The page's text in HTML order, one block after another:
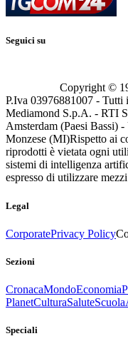
Seguici su
Copyright ©
P.Iva 03976881007 -
Mediamond S.p.A. - RTI
Amsterdam (Paesi Bassi)
Monzese (MI)Rispetto ai
riprodotti è vietata ogni
sistemi di intelligenza
espresso di utilizzare
Legal
CorporatePrivacy Policy
Sezioni
CronacaMondoEconomia
PlanetCulturaSaluteScuola
Speciali